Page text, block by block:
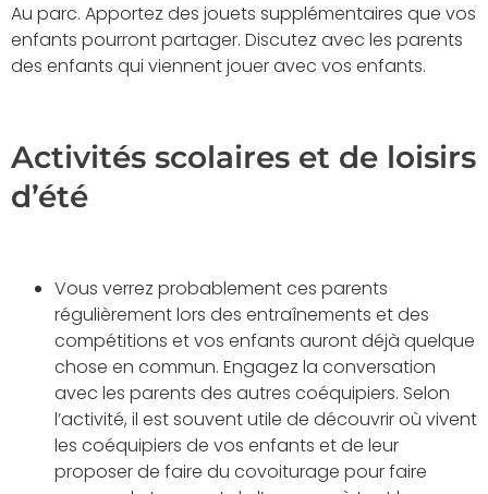
Au parc. Apportez des jouets supplémentaires que vos
enfants pourront partager. Discutez avec les parents
des enfants qui viennent jouer avec vos enfants.
Activités scolaires et de loisirs
d’été
Vous verrez probablement ces parents
régulièrement lors des entraînements et des
compétitions et vos enfants auront déjà quelque
chose en commun. Engagez la conversation
avec les parents des autres coéquipiers. Selon
l’activité, il est souvent utile de découvrir où vivent
les coéquipiers de vos enfants et de leur
proposer de faire du covoiturage pour faire